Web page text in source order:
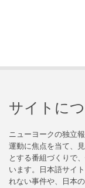
サイトに
ニューヨークの独立
運動に焦点を当て、
とする番組づくりで
います。日本語サイ
れない事件や、日本